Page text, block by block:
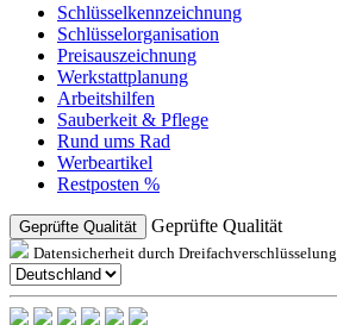
Schlüsselkennzeichnung
Schlüsselorganisation
Preisauszeichnung
Werkstattplanung
Arbeitshilfen
Sauberkeit & Pflege
Rund ums Rad
Werbeartikel
Restposten %
Geprüfte Qualität Geprüfte Qualität
Datensicherheit durch Dreifachverschlüsselung